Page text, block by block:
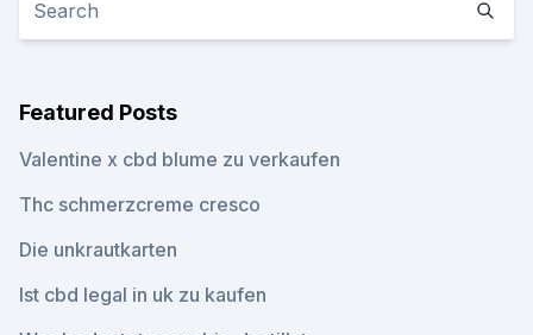
Featured Posts
Valentine x cbd blume zu verkaufen
Thc schmerzcreme cresco
Die unkrautkarten
Ist cbd legal in uk zu kaufen